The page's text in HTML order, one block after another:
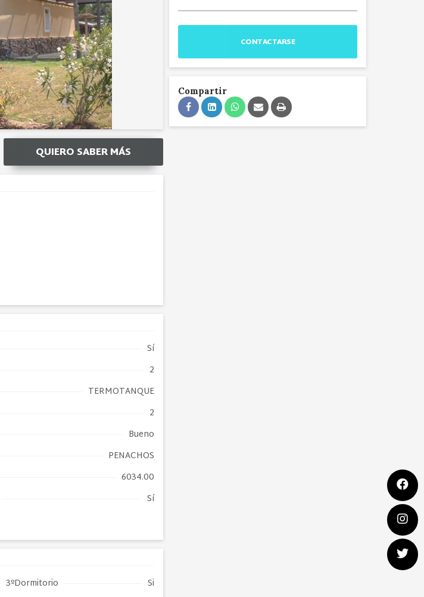
QUIERO SABER MÁS
Sí
2
TERMOTANQUE
2
Bueno
PENACHOS
6034.00
Sí
3ºDormitorio
Si
CONTACTARSE
Compartir